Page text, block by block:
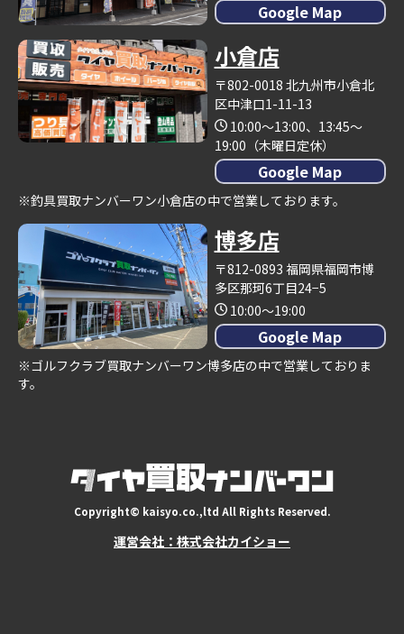
Google Map
小倉店
〒802-0018 北九州市小倉北
区中津口1-11-13
10:00～13:00、13:45～
19:00（木曜日定休）
Google Map
※釣具買取ナンバーワン小倉店の中で営業しております。
博多店
〒812-0893 福岡県福岡市博
多区那珂6丁目24−5
10:00～19:00
Google Map
※ゴルフクラブ買取ナンバーワン博多店の中で営業しておりま
す。
Copyright© kaisyo.co.,ltd All Rights Reserved.
運営会社：株式会社カイショー